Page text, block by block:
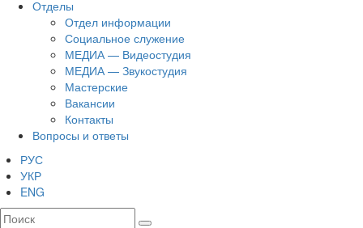
Отделы
Отдел информации
Социальное служение
МЕДИА — Видеостудия
МЕДИА — Звукостудия
Мастерские
Вакансии
Контакты
Вопросы и ответы
РУС
УКР
ENG